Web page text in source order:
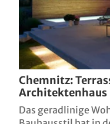
Chemnitz:
Architektenhaus
Das geradlinige